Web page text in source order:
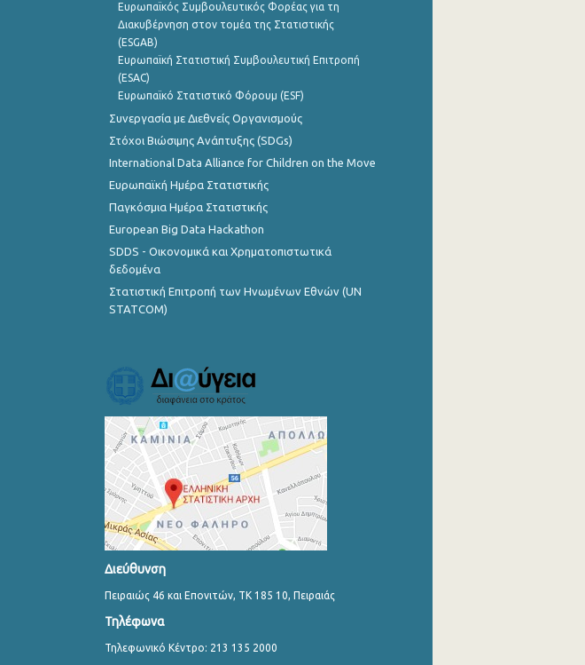
Ευρωπαϊκός Συμβουλευτικός Φορέας για τη
Διακυβέρνηση στον τομέα της Στατιστικής
(ESGAB)
Ευρωπαϊκή Στατιστική Συμβουλευτική Επιτροπή
(ESAC)
Ευρωπαϊκό Στατιστικό Φόρουμ (ESF)
Συνεργασία με Διεθνείς Οργανισμούς
Στόχοι Βιώσιμης Ανάπτυξης (SDGs)
International Data Alliance for Children on the Move
Ευρωπαϊκή Ημέρα Στατιστικής
Παγκόσμια Ημέρα Στατιστικής
European Big Data Hackathon
SDDS - Οικονομικά και Χρηματοπιστωτικά
δεδομένα
Στατιστική Επιτροπή των Ηνωμένων Εθνών (UN
STATCOM)
Διεύθυνση
Πειραιώς 46 και Επονιτών, ΤΚ 185 10, Πειραιάς
Τηλέφωνα
Τηλεφωνικό Κέντρο: 213 135 2000